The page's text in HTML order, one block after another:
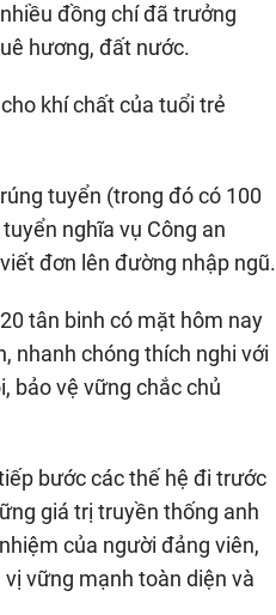
đồng chí đã trưởng
hương, đất nước.
khí chất của tuổi trẻ
tuyển (trong đó có 100
nghĩa vụ Công an
đơn lên đường nhập ngũ.
tân binh có mặt hôm nay
nhanh chóng thích nghi với
bảo vệ vững chắc chủ
bước các thế hệ đi trước
giá trị truyền thống anh
của người đảng viên,
vững mạnh toàn diện và